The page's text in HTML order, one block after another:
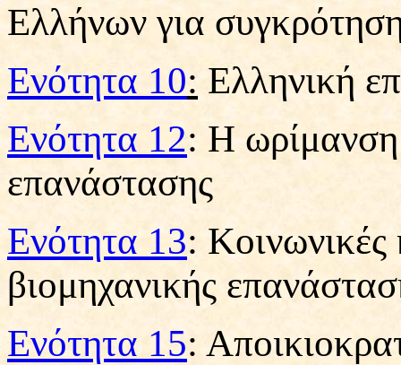
Ελλήνων για
Ενότητα 10: Ελληνική
Ενότητα 12: Η ωρίμανση
επανάστασης
Ενότητα 13: Κοινωνικές
βιομηχανικής
Ενότητα 15: